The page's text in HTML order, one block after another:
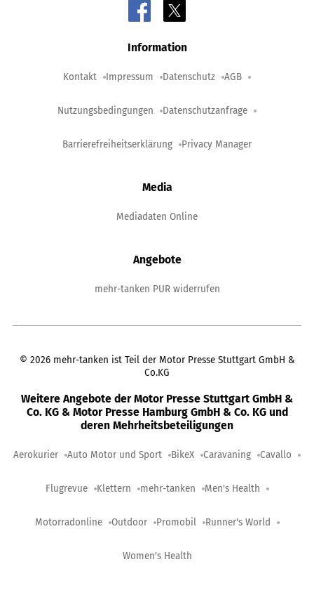
Information
Kontakt Impressum Datenschutz AGB
Nutzungsbedingungen Datenschutzanfrage
Barrierefreiheitserklärung Privacy Manager
Media
Mediadaten Online
Angebote
mehr-tanken PUR widerrufen
© 2026 mehr-tanken ist Teil der Motor Presse Stuttgart GmbH &
Co.KG
Weitere Angebote der Motor Presse Stuttgart GmbH &
Co. KG & Motor Presse Hamburg GmbH & Co. KG und
deren Mehrheitsbeteiligungen
Aerokurier Auto Motor und Sport BikeX Caravaning Cavallo
Flugrevue Klettern mehr-tanken Men's Health
Motorradonline Outdoor Promobil Runner's World
Women's Health